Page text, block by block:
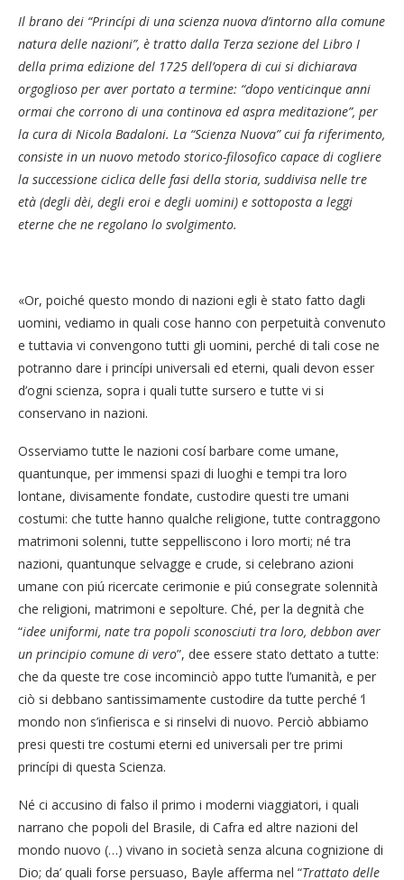
Il brano dei “Princípi di una scienza nuova d’intorno alla comune
natura delle nazioni”, è tratto dalla Terza sezione del Libro I
della prima edizione del 1725 dell’opera di cui si dichiarava
orgoglioso per aver portato a termine: “dopo venticinque anni
ormai che corrono di una continova ed aspra meditazione”, per
la cura di Nicola Badaloni. La “Scienza Nuova” cui fa riferimento,
consiste in un nuovo metodo storico-filosofico capace di cogliere
la successione ciclica delle fasi della storia, suddivisa nelle tre
età (degli dèi, degli eroi e degli uomini) e sottoposta a leggi
eterne che ne regolano lo svolgimento.
«Or, poiché questo mondo di nazioni egli è stato fatto dagli
uomini, vediamo in quali cose hanno con perpetuità convenuto
e tuttavia vi convengono tutti gli uomini, perché di tali cose ne
potranno dare i princípi universali ed eterni, quali devon esser
d’ogni scienza, sopra i quali tutte sursero e tutte vi si
conservano in nazioni.
Osserviamo tutte le nazioni cosí barbare come umane,
quantunque, per immensi spazi di luoghi e tempi tra loro
lontane, divisamente fondate, custodire questi tre umani
costumi: che tutte hanno qualche religione, tutte contraggono
matrimoni solenni, tutte seppelliscono i loro morti; né tra
nazioni, quantunque selvagge e crude, si celebrano azioni
umane con piú ricercate cerimonie e piú consegrate solennità
che religioni, matrimoni e sepolture. Ché, per la degnità che
“idee uniformi, nate tra popoli sconosciuti tra loro, debbon aver
un principio comune di vero”, dee essere stato dettato a tutte:
che da queste tre cose incominciò appo tutte l’umanità, e per
ciò si debbano santissimamente custodire da tutte perché ‘l
mondo non s’infierisca e si rinselvi di nuovo. Perciò abbiamo
presi questi tre costumi eterni ed universali per tre primi
princípi di questa Scienza.
Né ci accusino di falso il primo i moderni viaggiatori, i quali
narrano che popoli del Brasile, di Cafra ed altre nazioni del
mondo nuovo (…) vivano in società senza alcuna cognizione di
Dio; da’ quali forse persuaso, Bayle afferma nel “Trattato delle